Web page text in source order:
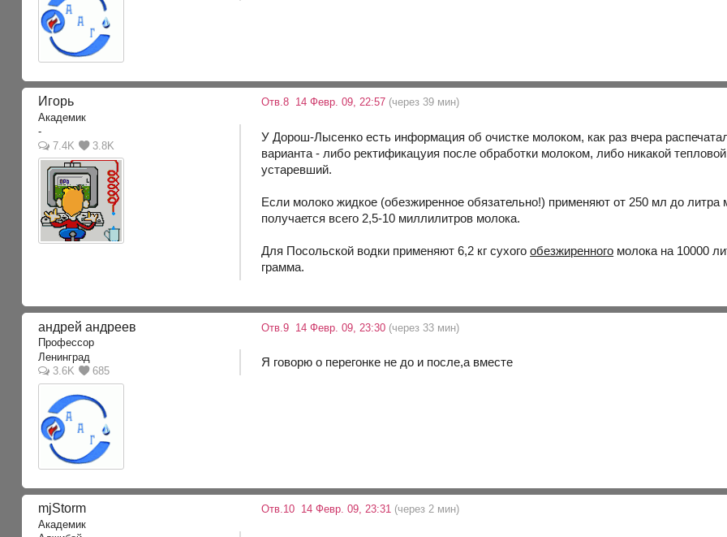
Игорь
Академик
-
7.4K
3.8K
Отв.8 14 Февр. 09, 22:57 (через 39 мин)
У Дорош-Лысенко есть информация об очистке молоком, как раз вчера
варианта - либо ректификацуия после обработки молоком, либо никакой
устаревший.
Если молоко жидкое (обезжиренное обязательно!) применяют от 250 мл до литра
получается всего 2,5-10 миллилитров молока.
Для Посольской водки применяют 6,2 кг сухогообезжиренного молока на 10000
грамма.
андрей андреев
Профессор
Ленинград
3.6K
685
Отв.9 14 Февр. 09, 23:30 (через 33 мин)
Я говорю о перегонке не до и после,а вместе
mjStоrm
Академик
Отв.10 14 Февр. 09, 23:31 (через 2 мин)